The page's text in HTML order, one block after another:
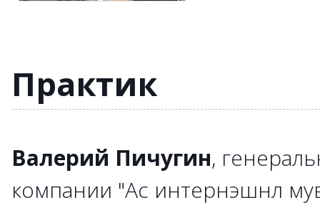
Практик
Валерий Пичугин,
компании "Ас интернэшнл